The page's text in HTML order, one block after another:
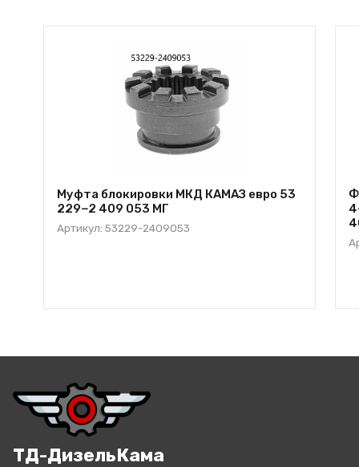
Муфта блокировки МКД КАМАЗ евро 53
229−2 409 053 МГ
Артикул: 53229-2409053
ТД-ДизельКама